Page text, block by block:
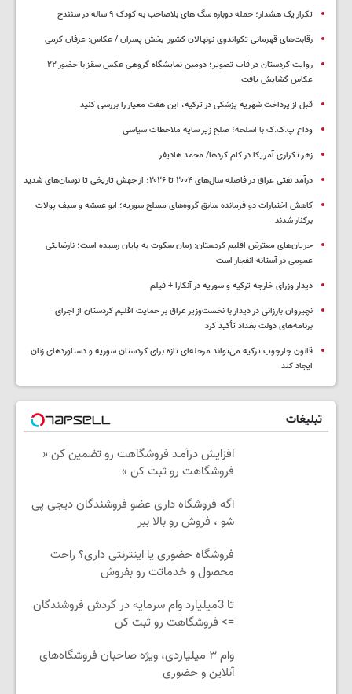
تکرار یک هشدار؛ حمله دوباره سگ های بلاصاحب به کودک ۹ ساله در سنندج
رقابت‌های قهرمانی تکواندوی نونهالان کشور_بخش پسران / عکاس: عرفان کرمی
روایت کردستان در قاب تصویر؛ دومین نمایشگاه گروهی عکس سقز با حضور ۲۲
عکاس گشایش یافت
قبل از پرداخت شهریه پزشکی در ترکیه، این هفت معیار را بررسی کنید
وداع پ.ک.ک با اسلحه؛ صلح زیر سایه ملاحظات سیاسی
زهر تکراری آمریکا در کام کردها/ محمد هادیفر
درآمد نفتی عراق در فاصله سال‌های ۲۰۰۴ تا ۲۰۲۶؛ از جهش تاریخی تا نوسان‌های شدید
کاهش اختیارات دو فرمانده سابق گروه‌های مسلح سوریه؛ ابو عمشه و سیف پولات
برکنار شدند
جریان‌های معترض اقلیم کردستان: زمان سکوت به پایان رسیده است؛ نارضایتی
عمومی در آستانه انفجار است
دیدار وزرای خارجه ترکیه و سوریه در آنکارا + فیلم
نچیروان بارزانی در دیدار با نخست‌وزیر عراق بر حمایت اقلیم کردستان از اجرای
برنامه‌های دولت بغداد تأکید کرد
قانون چارچوب ترکیه می‌تواند مرحله‌ای تازه برای کردستان سوریه و دستاوردهای زنان
ایجاد کند
تبلیغات
افزایش درآمـد فروشگاهت رو تضمین کن «
فروشگاهت رو ثبت کن »
اگه فروشگاه داری عضو فروشندگان دیجی پی
شو ، فروش رو بالا ببر
فروشگاه حضوری یا اینترنتی داری؟ راحت
محصول و خدماتت رو بفروش
تا 3میلیارد وام سرمایه در گردش فروشندگان
=> فروشگاهت رو ثبت کن
وام ۳ میلیاردی، ویژه صاحبان فروشگاه‌های
آنلاین و حضوری